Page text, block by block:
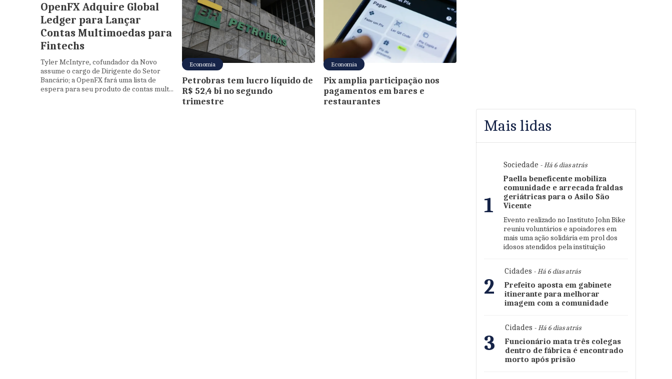
OpenFX Adquire Global
Ledger para Lançar
Contas Multimoedas para
Fintechs
Tyler McIntyre, cofundador da Novo
assume o cargo de Dirigente do Setor
Bancário; a OpenFX fará uma lista de
espera para seu produto de contas mult...
Economia
Petrobras tem lucro líquido de
R$ 52,4 bi no segundo
trimestre
Economia
Pix amplia participação nos
pagamentos em bares e
restaurantes
Mais lidas
1
Sociedade - Há 6 dias atrás
Paella beneficente mobiliza
comunidade e arrecada fraldas
geriátricas para o Asilo São
Vicente
Evento realizado no Instituto John Bike
reuniu voluntários e apoiadores em
mais uma ação solidária em prol dos
idosos atendidos pela instituição
2
Cidades - Há 6 dias atrás
Prefeito aposta em gabinete
itinerante para melhorar
imagem com a comunidade
3
Cidades - Há 6 dias atrás
Funcionário mata três colegas
dentro de fábrica é encontrado
morto após prisão